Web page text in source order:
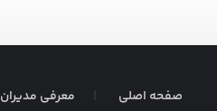
صفحه اصلی معرفی مدیران